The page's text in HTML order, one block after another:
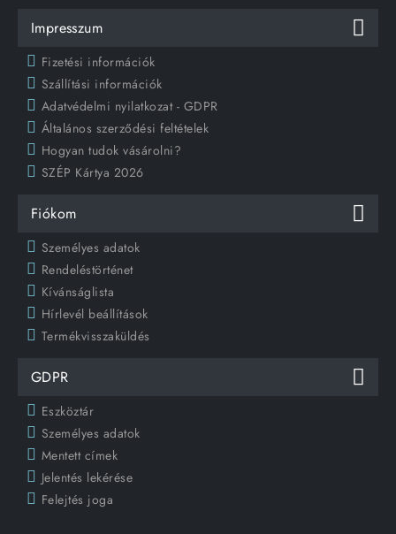
Impresszum
Fizetési információk
Szállítási információk
Adatvédelmi nyilatkozat - GDPR
Általános szerződési feltételek
Hogyan tudok vásárolni?
SZÉP Kártya 2026
Fiókom
Személyes adatok
Rendeléstörténet
Kívánságlista
Hírlevél beállítások
Termékvisszaküldés
GDPR
Eszköztár
Személyes adatok
Mentett címek
Jelentés lekérése
Felejtés joga